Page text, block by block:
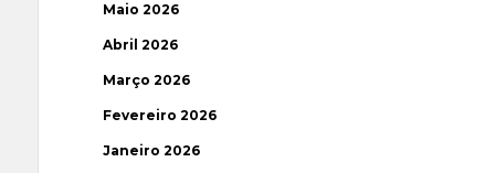
Maio 2026
Abril 2026
Março 2026
Fevereiro 2026
Janeiro 2026